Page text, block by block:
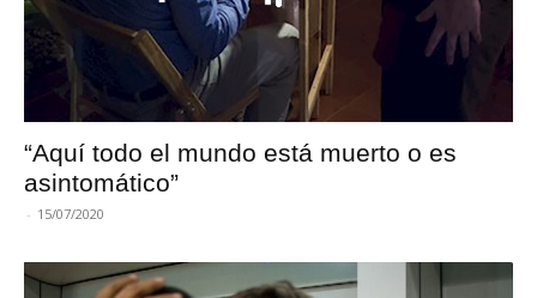
“Aquí todo el mundo está muerto o es
asintomático”
- 15/07/2020